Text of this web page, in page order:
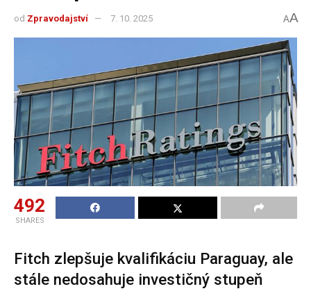
od Zpravodajství 7. 10. 2025 AA
492
SHARES
Fitch zlepšuje kvalifikáciu Paraguay, ale
stále nedosahuje investičný stupeň